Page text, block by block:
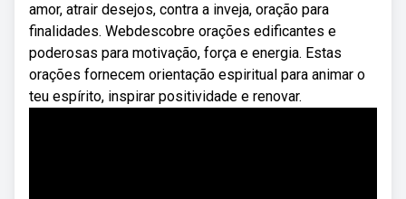
amor, atrair desejos, contra a inveja, oração para
finalidades. Webdescobre orações edificantes e
poderosas para motivação, força e energia. Estas
orações fornecem orientação espiritual para animar o
teu espírito, inspirar positividade e renovar.